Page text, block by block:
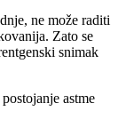
ne može raditi
Zato se
snimak
astme